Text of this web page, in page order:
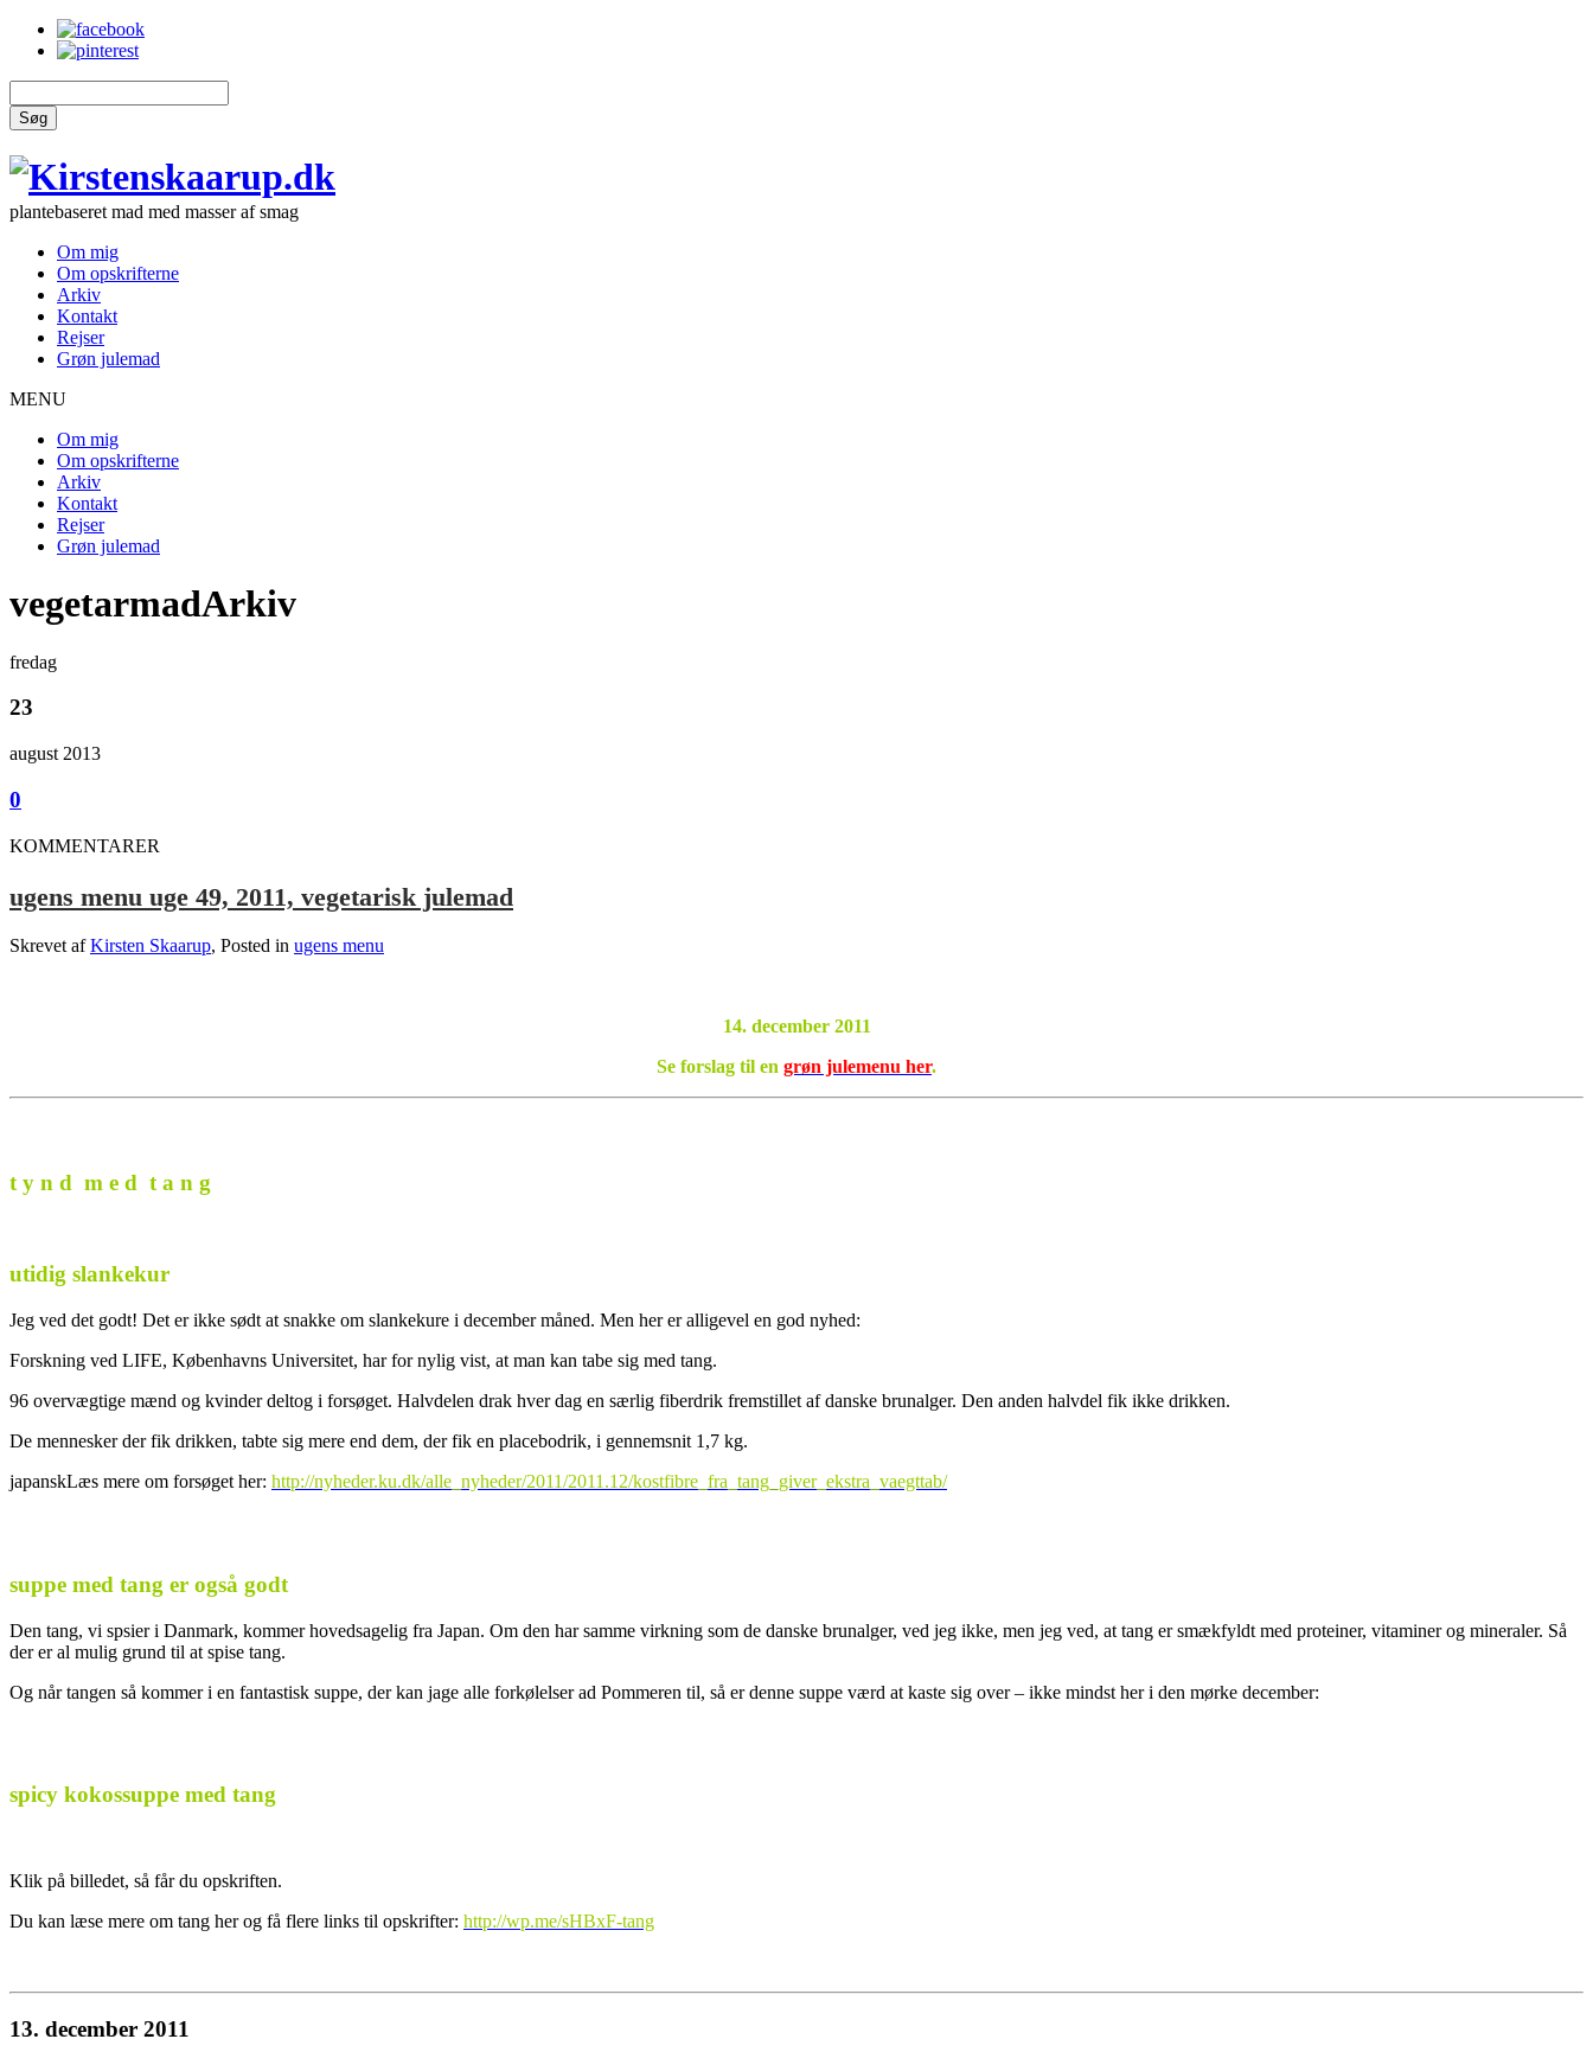
Søg
plantebaseret mad med masser af smag
Om mig
Om opskrifterne
Arkiv
Kontakt
Rejser
Grøn julemad
MENU
Om mig
Om opskrifterne
Arkiv
Kontakt
Rejser
Grøn julemad
vegetarmadArkiv
fredag
23
august 2013
0
KOMMENTARER
ugens menu uge 49, 2011, vegetarisk julemad
Skrevet afKirsten Skaarup, Posted in ugens menu
14. december 2011
Se forslag til en grøn julemenu her.
t y n d m e d t a n g
utidig slankekur
Jeg ved det godt! Det er ikke sødt at snakke om slankekure i december måned. Men her er alligevel en god nyhed:
Forskning ved LIFE, Københavns Universitet, har for nylig vist, at man kan tabe sig med tang.
96 overvægtige mænd og kvinder deltog i forsøget. Halvdelen drak hver dag en særlig fiberdrik fremstillet af danske brunalger. Den anden halvdel fik ikke drikken.
De mennesker der fik drikken, tabte sig mere end dem, der fik en placebodrik, i gennemsnit 1,7 kg.
japanskLæs mere om forsøget her: http://nyheder.ku.dk/alle_nyheder/2011/2011.12/kostfibre_fra_tang_giver_ekstra_vaegttab/
suppe med tang er også godt
Den tang, vi spsier i Danmark, kommer hovedsagelig fra Japan. Om den har samme virkning som de danske brunalger, ved jeg ikke, men jeg ved, at tang er smækfyldt med proteiner, vitaminer og mineraler. Så
der er al mulig grund til at spise tang.
Og når tangen så kommer i en fantastisk suppe, der kan jage alle forkølelser ad Pommeren til, så er denne suppe værd at kaste sig over – ikke mindst her i den mørke december:
spicy kokossuppe med tang
Klik på billedet, så får du opskriften.
Du kan læse mere om tang her og få flere links til opskrifter: http://wp.me/sHBxF-tang
13. december 2011